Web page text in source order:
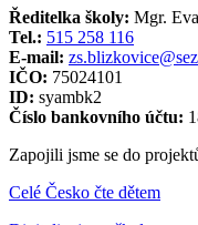
Ředitelka školy: Mgr.
Tel.: 515 258 116
E-mail:
IČO: 75024101
ID: syambk2
Číslo bankovního účtu:
Zapojili jsme se do
Celé Česko čte dětem